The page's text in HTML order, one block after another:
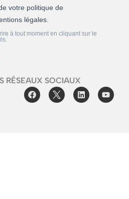
votre politique de
légales.
à tout moment en cliquant sur le
RÉSEAUX SOCIAUX